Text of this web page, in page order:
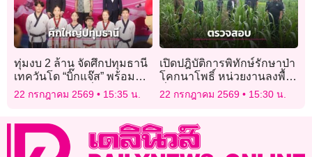
ทุ่มงบ 2 ล้าน จัดศึกปทุมธานี
เทควันโด “บิ๊กแจ๊ส” พร้อม
ต้อนรับจอมเตะทั่วไทย นับพัน
คน เริ่ม 8 ส.ค.นี้
22 กรกฎาคม 2569 15:35 น.
เปิดปฎิบัติการพิทักษ์รักษาป่า
โคกนาโพธิ์ หน่วยงานลงพื้น
ที่ตรวจสอบหลังพบผู้บุกรุก
เสียหายกว่า 200 ไร่
22 กรกฎาคม 2569 15:30 น.